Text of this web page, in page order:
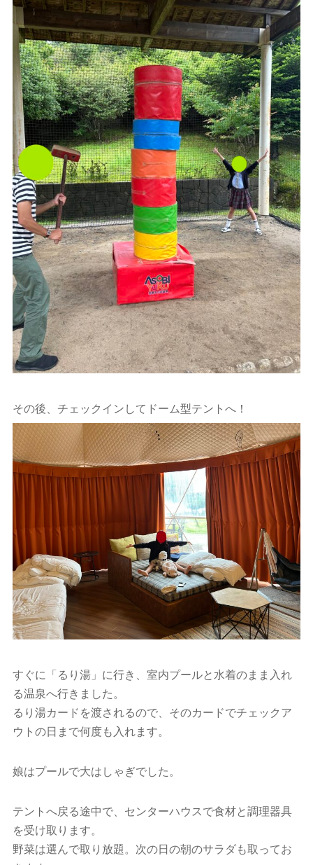
その後、チェックインしてドーム型テントへ！
すぐに「るり湯」に行き、室内プールと水着のまま入れ
る温泉へ行きました。
るり湯カードを渡されるので、そのカードでチェックア
ウトの日まで何度も入れます。
娘はプールで大はしゃぎでした。
テントへ戻る途中で、センターハウスで食材と調理器具
を受け取ります。
野菜は選んで取り放題。次の日の朝のサラダも取ってお